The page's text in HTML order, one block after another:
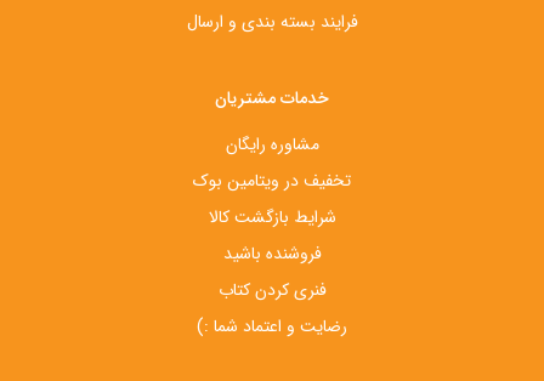
فرایند بسته بندی و ارسال
خدمات مشتریان
مشاوره رایگان
تخفیف در ویتامین بوک
شرایط بازگشت کالا
فروشنده باشید
فنری کردن کتاب
رضایت و اعتماد شما :)